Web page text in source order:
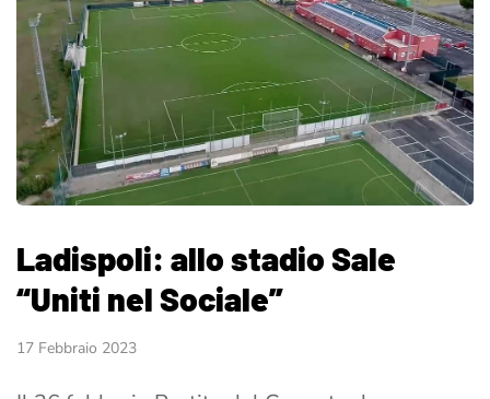
Ladispoli: allo stadio Sale
“Uniti nel Sociale”
17 Febbraio 2023